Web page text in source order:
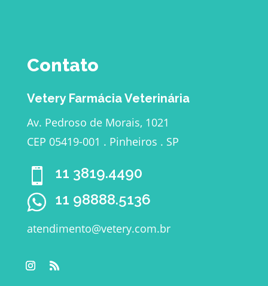
Contato
Vetery Farmácia Veterinária
Av. Pedroso de Morais, 1021
CEP 05419-001 . Pinheiros . SP

11 3819.4490
11 98888.5136
atendimento@vetery.com.br